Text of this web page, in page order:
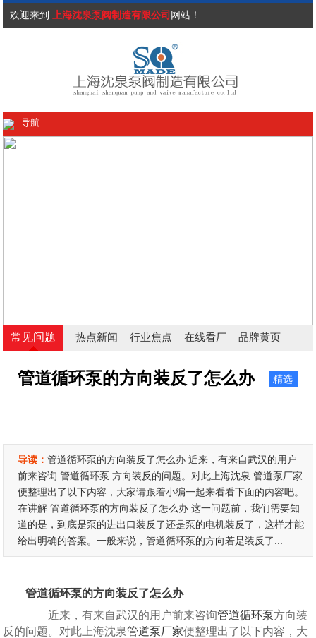
欢迎来到 上海沈泉泵阀制造有限公司 网站！
导航
常见问题 热点新闻 行业焦点 在线看厂 品牌黄页
管道循环泵的方向装反了怎么办 精选
导读：管道循环泵的方向装反了怎么办 近来，有来自武汉的用户
前来咨询 管道循环泵 方向装反的问题。对此上海沈泉 管道泵厂家
便整理出了以下内容，大家请跟着小编一起来看看下面的内容吧。
在讲解 管道循环泵的方向装反了怎么办 这一问题前，我们需要知
道的是，到底是泵的进出口装反了还是泵的电机装反了，这样才能
给出明确的答案。一般来说，管道循环泵的方向若是装反了...
管道循环泵的方向装反了怎么办
近来，有来自武汉的用户前来咨询管道循环泵方向装
反的问题。对此上海沈泉管道泵厂家便整理出了以下内容，大